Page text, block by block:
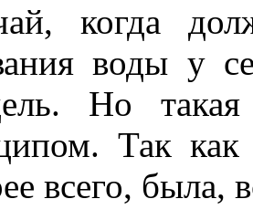
когда
воды у
Но
Так как
всего, была,